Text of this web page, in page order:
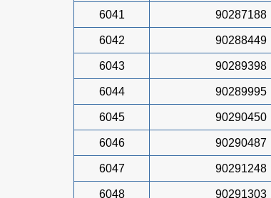
6041 90287188
6042 90288449
6043 90289398
6044 90289995
6045 90290450
6046 90290487
6047 90291248
6048 90291303